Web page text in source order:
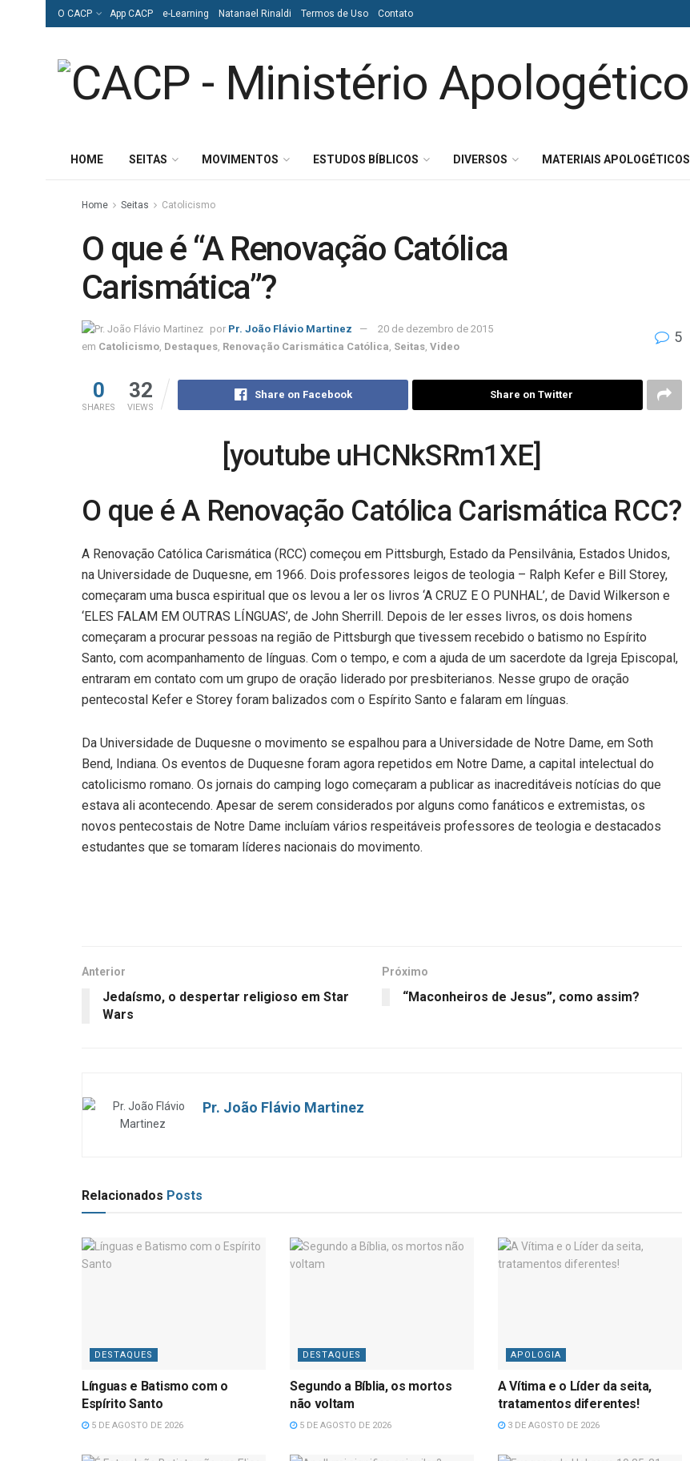
O CACP App CACP e-Learning Natanael Rinaldi Termos de Uso Contato
HOME SEITAS MOVIMENTOS ESTUDOS BÍBLICOS DIVERSOS MATERIAIS APOLOGÉTICOS
Home Seitas Catolicismo
O que é “A Renovação Católica
Carismática”?
por Pr. João Flávio Martinez
20 de dezembro de 2015
em Catolicismo, Destaques, Renovação Carismática Católica, Seitas, Video
5
0
SHARES
32
VIEWS
Share on Facebook Share on Twitter
[youtube uHCNkSRm1XE]
O que é A Renovação Católica Carismática RCC?
A Renovação Católica Carismática (RCC) começou em Pittsburgh, Estado da Pensilvânia, Estados Unidos,
na Universidade de Duquesne, em 1966. Dois professores leigos de teologia – Ralph Kefer e Bill Storey,
começaram uma busca espiritual que os levou a ler os livros ‘A CRUZ E O PUNHAL’, de David Wilkerson e
‘ELES FALAM EM OUTRAS LÍNGUAS’, de John Sherrill. Depois de ler esses livros, os dois homens
começaram a procurar pessoas na região de Pittsburgh que tivessem recebido o batismo no Espírito
Santo, com acompanhamento de línguas. Com o tempo, e com a ajuda de um sacerdote da Igreja Episcopal,
entraram em contato com um grupo de oração liderado por presbiterianos. Nesse grupo de oração
pentecostal Kefer e Storey foram balizados com o Espírito Santo e falaram em línguas.
Da Universidade de Duquesne o movimento se espalhou para a Universidade de Notre Dame, em Soth
Bend, Indiana. Os eventos de Duquesne foram agora repetidos em Notre Dame, a capital intelectual do
catolicismo romano. Os jornais do camping logo começaram a publicar as inacreditáveis notícias do que
estava ali acontecendo. Apesar de serem considerados por alguns como fanáticos e extremistas, os
novos pentecostais de Notre Dame incluíam vários respeitáveis professores de teologia e destacados
estudantes que se tomaram líderes nacionais do movimento.
Anterior
Jedaísmo, o despertar religioso em Star
Wars
Próximo
“Maconheiros de Jesus”, como assim?
Pr. João Flávio Martinez
Relacionados Posts
DESTAQUES
Línguas e Batismo com o
Espírito Santo
5 DE AGOSTO DE 2026
DESTAQUES
Segundo a Bíblia, os mortos
não voltam
5 DE AGOSTO DE 2026
APOLOGIA
A Vítima e o Líder da seita,
tratamentos diferentes!
3 DE AGOSTO DE 2026